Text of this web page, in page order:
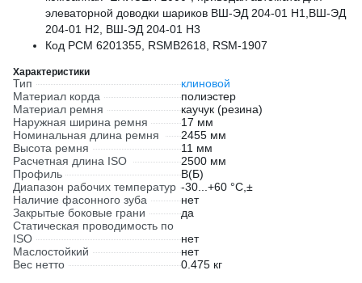
элеваторной доводки шариков ВШ-ЭД 204-01 Н1,ВШ-ЭД
204-01 Н2, ВШ-ЭД 204-01 Н3
Код РСМ 6201355, RSMB2618, RSM-1907
Характеристики
Тип
клиновой
Материал корда
полиэстер
Материал ремня
каучук (резина)
Наружная ширина ремня
17 мм
Номинальная длина ремня
2455 мм
Высота ремня
11 мм
Расчетная длина ISO
2500 мм
Профиль
В(Б)
Диапазон рабочих температур -30...+60 °C,±
Наличие фасонного зуба
нет
Закрытые боковые грани
да
Статическая проводимость по
ISO
нет
Маслостойкий
нет
Вес нетто
0.475 кг